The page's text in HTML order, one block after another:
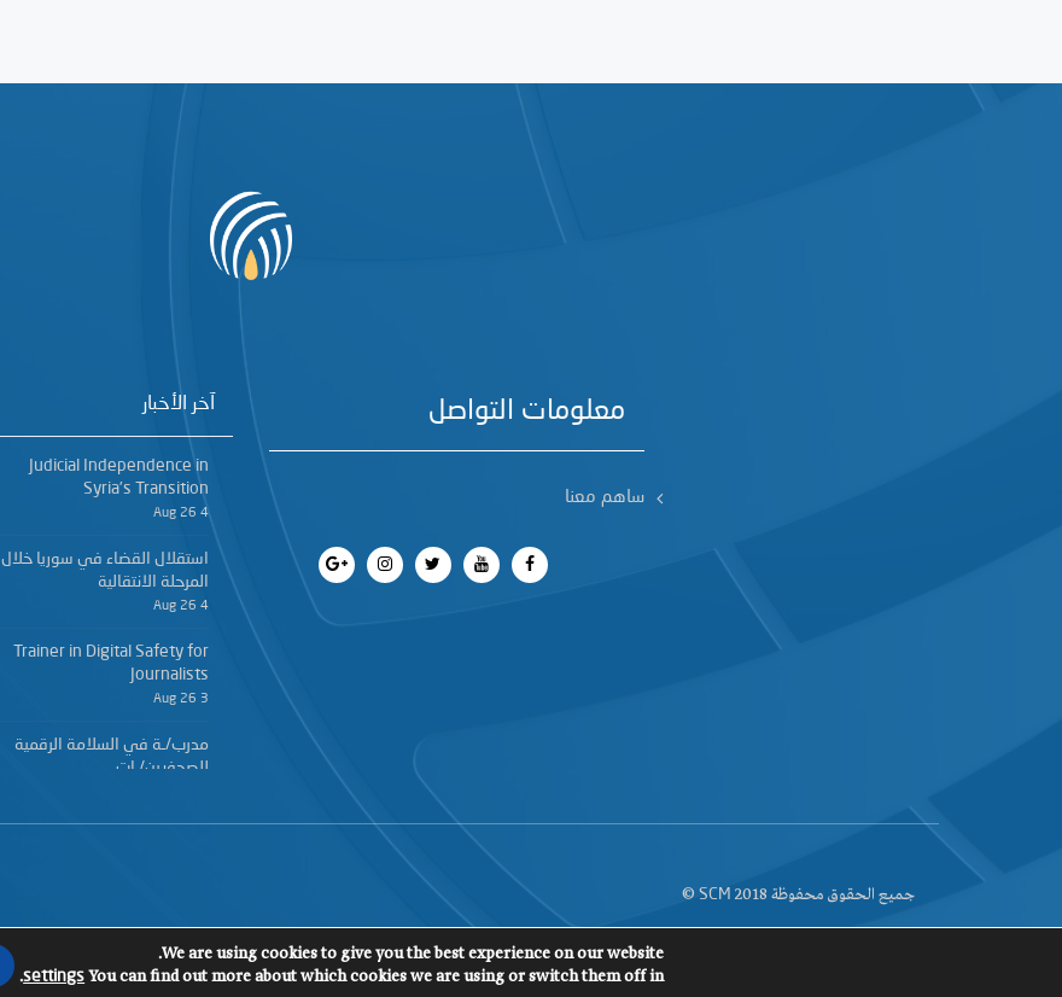
آخر الأخبار
Judicial Independence in
Syria’s Transition
4 Aug 26
استقلال القضاء في سوريا خلال
المرحلة الانتقالية
4 Aug 26
Trainer in Digital Safety for
Journalists
3 Aug 26
مدرب/ـة في السلامة الرقمية
للصحفيين/ـات
معلومات التواصل
ساهم معنا
جميع الحقوق محفوظة 2018 SCM
©
We are using cookies to give you the best experience on our website.
You can find out more about which cookies we are using or switch them off in
settings
.